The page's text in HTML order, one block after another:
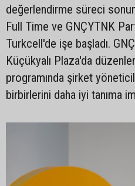
değerlendirme süreci
Full Time ve GNÇYTNK
Turkcell'de işe başladı.
Küçükyalı Plaza'da
programında şirket
birbirlerini daha iyi tanıma